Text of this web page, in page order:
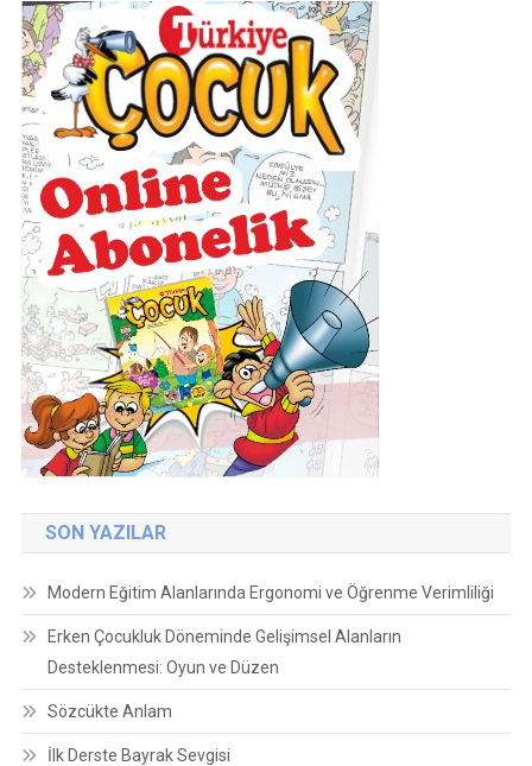
SON YAZILAR
Modern Eğitim Alanlarında Ergonomi ve Öğrenme Verimliliği
Erken Çocukluk Döneminde Gelişimsel Alanların
Desteklenmesi: Oyun ve Düzen
Sözcükte Anlam
İlk Derste Bayrak Sevgisi